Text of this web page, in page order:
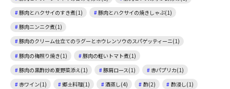
豚肉とハクサイのすき煮(1)
豚肉とハクサイの焼きしゃぶ(1)
豚肉ニンニク煮(1)
豚肉のクリーム仕立てのラグーとホウレンソウのスパゲッティーニ(1)
豚肉の梅照り焼き(1)
豚肉の軽いトマト煮(1)
豚肉の黒酢炒め夏野菜添え(1)
豚肩ロース(1)
赤パプリカ(1)
赤ワイン(1)
郷土料理(1) 酒蒸し(4) 酢(2)
酢浸し(1)